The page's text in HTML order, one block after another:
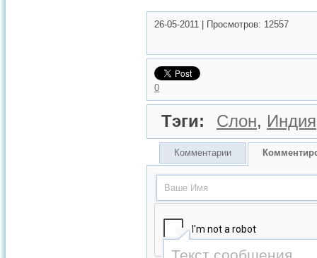
26-05-2011 Просмотров: 12557
0
Тэги: Слон, Индия
Комментарии